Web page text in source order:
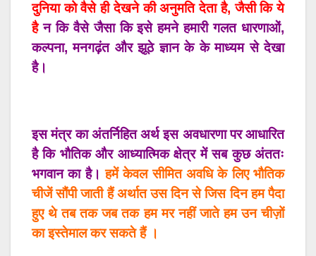
दुनिया को वैसे ही देखने की अनुमति देता है, जैसी कि ये
है न कि वैसे जैसा कि इसे हमने हमारी गलत धारणाओं,
कल्पना, मनगढ़ंत और झूठे ज्ञान के के माध्यम से देखा
है।
इस मंत्र का अंतर्निहित अर्थ इस अवधारणा पर आधारित
है कि भौतिक और आध्यात्मिक क्षेत्र में सब कुछ अंततः
भगवान का है।हमें केवल सीमित अवधि के लिए भौतिक
चीजें सौंपी जाती हैं अर्थात उस दिन से जिस दिन हम पैदा
हुए थे तब तक जब तक हम मर नहीं जाते हम उन चीज़ों
का इस्तेमाल कर सकते हैं ।